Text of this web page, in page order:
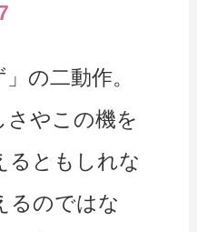
の二動作。
さやこの機を
るともしれな
るのではな